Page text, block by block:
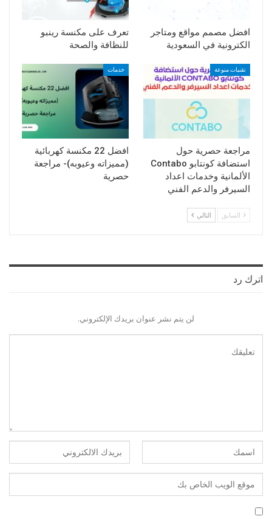
افضل مصمم مواقع ومتاجر
الكترونية في السعودية
تعرف على مكنسة رينبو
للنظافة والصحة
تقنيات منوعة
مراجعة حصرية حول
استضافة كونتابو Contabo
الألمانية وخدمات اعداد
السيرفر والدعم الفني
خدمات
افضل 22 مكنسة كهربائية
(مميزاته وعيوبه)- مراجعة
حصرية
السابق التالي
اترك رد
لن يتم نشر عنوان بريدك الإلكتروني.